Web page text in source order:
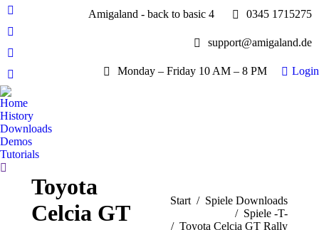
Facebook
page
opens
new
window
YouTube
page
opens
in
new
window
Whatsapp
page
opens
in
new
window
E-
Mail
page
opens
in
new
Amigaland - back to basic 4 0345 1715275
support@amigaland.de
Monday – Friday 10 AM – 8 PM Login
Home
History
Downloads
Demos
Tutorials
Search:
Toyota
Celcia GT
Sie befinden sich hier:
Start
Spiele Downloads
Spiele -T-
Toyota Celcia GT Rally